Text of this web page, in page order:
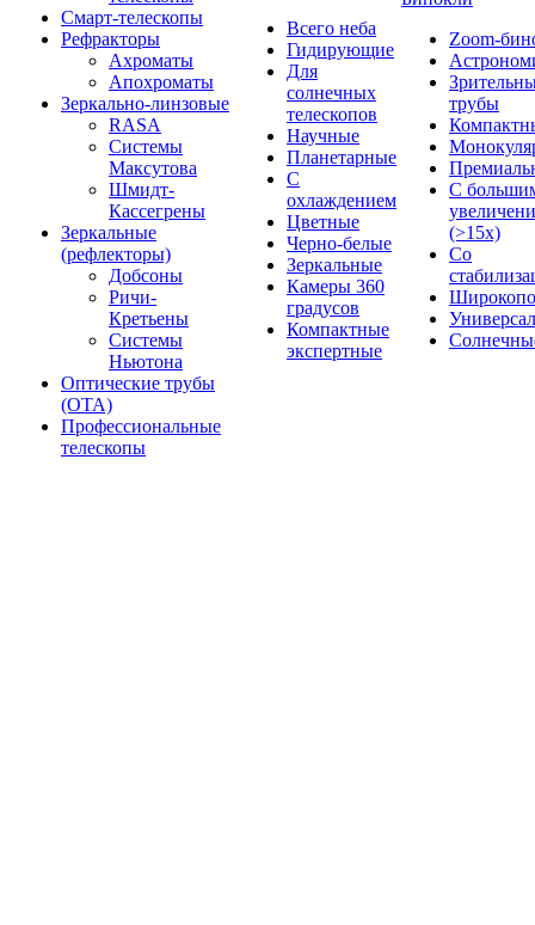
Смарт-телескопы
Рефракторы
Ахроматы
Апохроматы
Зеркально-линзовые
RASA
Системы
Максутова
Шмидт-
Кассегрены
Зеркальные
(рефлекторы)
Добсоны
Ричи-
Кретьены
Системы
Ньютона
Оптические трубы
(OTA)
Профессиональные
телескопы
Всего неба
Гидирующие
Для
солнечных
телескопов
Научные
Планетарные
С
охлаждением
Цветные
Черно-белые
Зеркальные
Камеры 360
градусов
Компактные
экспертные
Zoom-
трубы
С
(>15x)
Со